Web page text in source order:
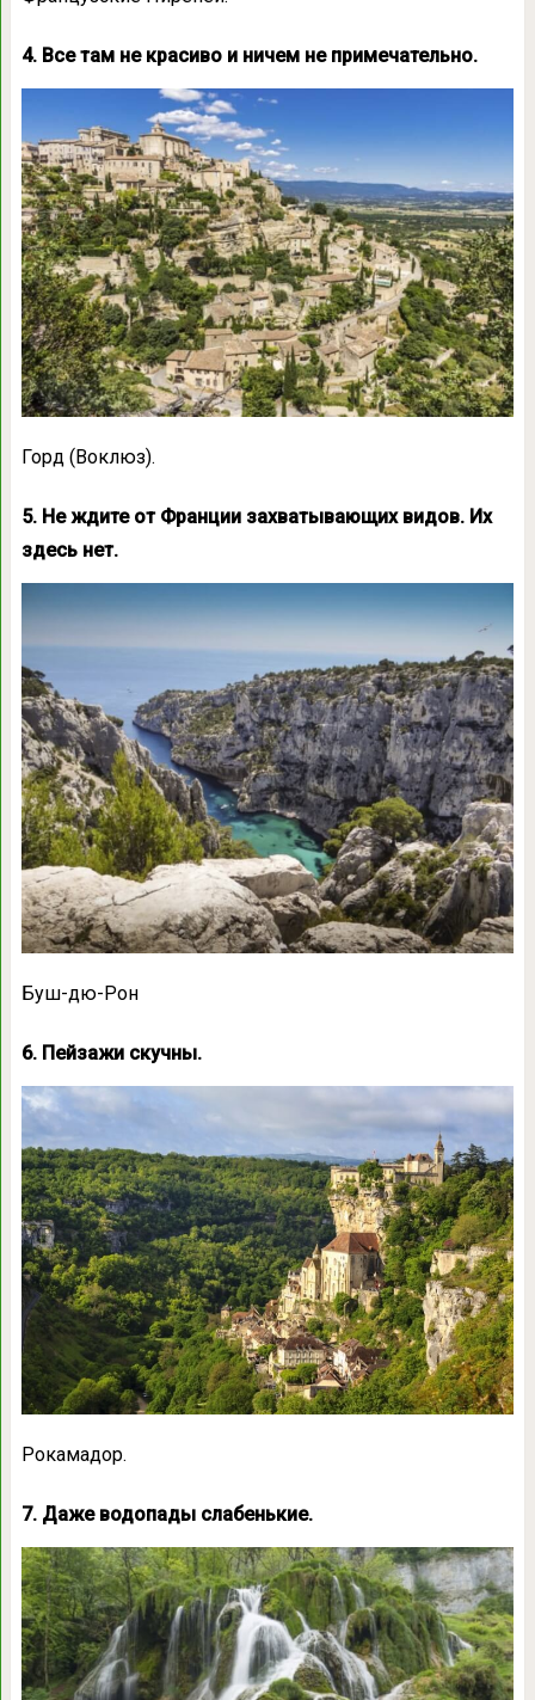
4. Все там не красиво и ничем не примечательно.
Горд (Воклюз).
5. Не ждите от Франции захватывающих видов. Их
здесь нет.
Буш-дю-Рон
6. Пейзажи скучны.
Рокамадор.
7. Даже водопады слабенькие.